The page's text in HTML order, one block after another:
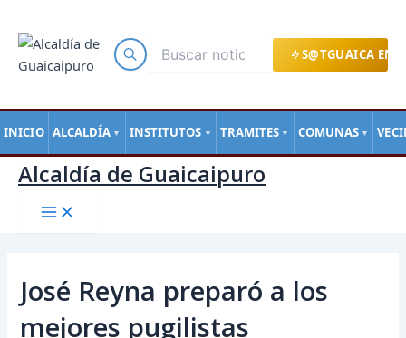
S@TGUAICA EN
INICIO ALCALDÍA ▼ INSTITUTOS ▼ TRAMITES ▼ COMUNAS ▼
contenido
Alcaldía de Guaicaipuro
José Reyna preparó a los
mejores pugilistas
de
entradas